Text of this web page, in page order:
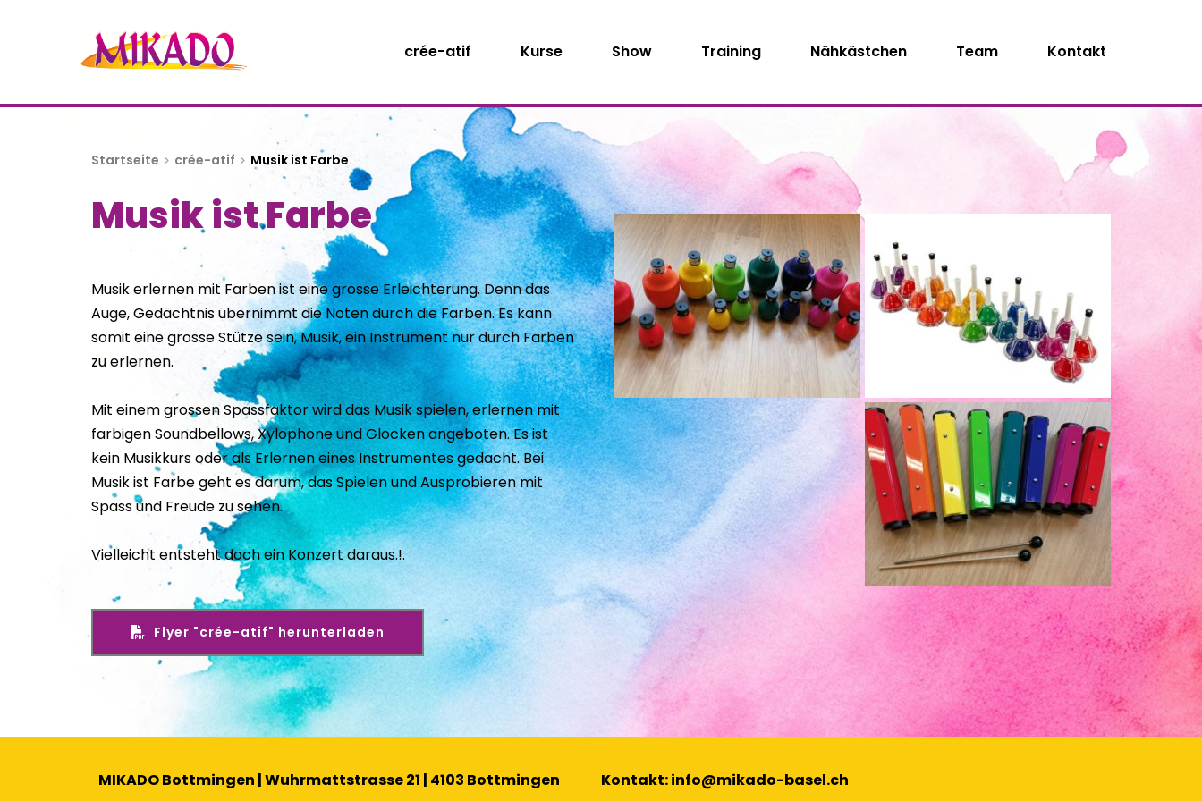
crée-atif Kurse Show Training Nähkästchen Team Kontakt
Startseite crée-atif Musik ist Farbe
Musik ist Farbe
Musik erlernen mit Farben ist eine grosse Erleichterung. Denn das
Auge, Gedächtnis übernimmt die Noten durch die Farben. Es kann
somit eine grosse Stütze sein, Musik, ein Instrument nur durch Farben
zu erlernen.
Mit einem grossen Spassfaktor wird das Musik spielen, erlernen mit
farbigen Soundbellows, Xylophone und Glocken angeboten. Es ist
kein Musikkurs oder als Erlernen eines Instrumentes gedacht. Bei
Musik ist Farbe geht es darum, das Spielen und Ausprobieren mit
Spass und Freude zu sehen.
Vielleicht entsteht doch ein Konzert daraus.!.
Flyer "crée-atif" herunterladen
MIKADO Bottmingen | Wuhrmattstrasse 21 | 4103 Bottmingen Kontakt: info@mikado-basel.ch